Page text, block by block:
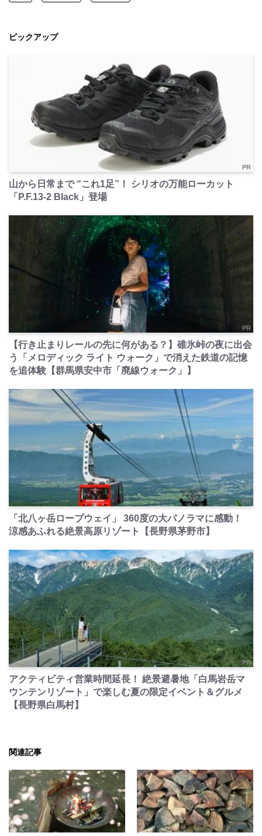
ピックアップ
PR
山から日常まで “これ1足”！ シリオの万能ローカット
「P.F.13-2 Black」登場
PR
【行き止まりレールの先に何がある？】碓氷峠の夜に出会
う「メロディック ライト ウォーク」で消えた鉄道の記憶
を追体験【群馬県安中市「廃線ウォーク」】
PR
「北八ヶ岳ロープウェイ」 360度の大パノラマに感動！
涼感あふれる絶景高原リゾート【長野県茅野市】
PR
アクティビティ営業時間延長！ 絶景避暑地「白馬岩岳マ
ウンテンリゾート」で楽しむ夏の限定イベント＆グルメ
【長野県白馬村】
関連記事